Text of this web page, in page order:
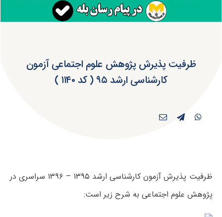
ظرفیت پذیرش پژوهش علوم اجتماعی آزمون
کارشناسی ارشد ۹۵ ( کد ۱۱۴۰ )
ظرفیت پذیرش آزمون کارشناسی ارشد ۱۳۹۵ – ۱۳۹۶ سراسری در
پژوهش علوم اجتماعی به شرح زیر است: